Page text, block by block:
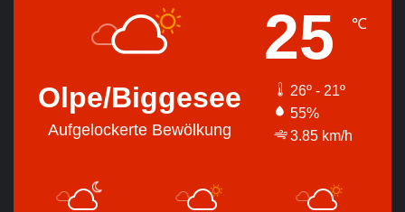
Olpe/Biggesee
Aufgelockerte Bewölkung
25 ℃
26º - 21º
55%
3.85 km/h